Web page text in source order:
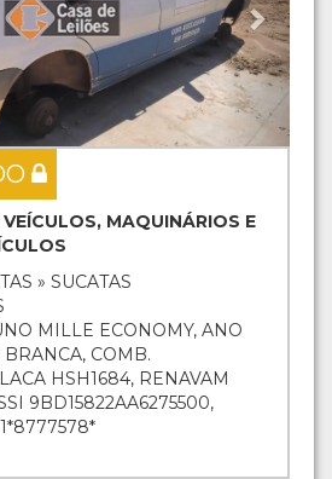
MAQUINÁRIOS E
» SUCATAS
MILLE ECONOMY, ANO
COMB.
HSH1684, RENAVAM
9BD15822AA6275500,